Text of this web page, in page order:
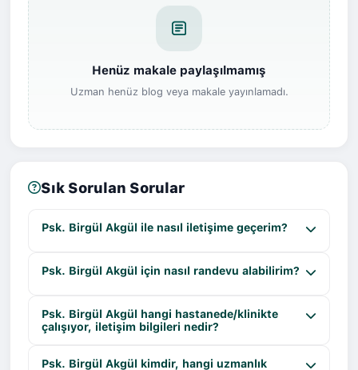
Henüz makale paylaşılmamış
Uzman henüz blog veya makale yayınlamadı.
Sık Sorulan Sorular
Psk. Birgül Akgül ile nasıl iletişime geçerim?
Psk. Birgül Akgül için nasıl randevu alabilirim?
Psk. Birgül Akgül hangi hastanede/klinikte
çalışıyor, iletişim bilgileri nedir?
Psk. Birgül Akgül kimdir, hangi uzmanlık